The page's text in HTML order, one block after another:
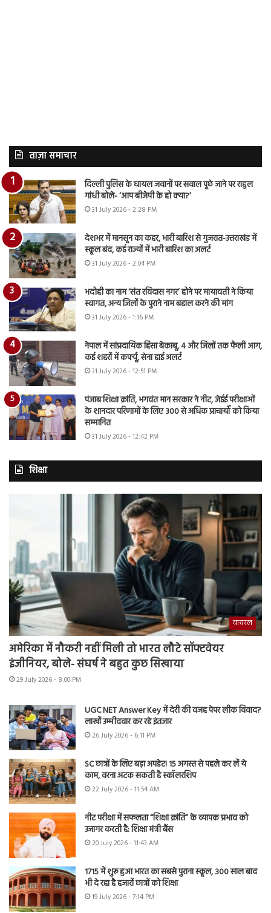
ताज़ा समाचार
दिल्ली पुलिस के घायल जवानों पर सवाल पूछे जाने पर राहुल
गांधी बोले- ‘आप बीजेपी के हो क्या?’
31 July 2026 - 2:28 PM
देशभर में मानसून का कहर, भारी बारिश से गुजरात-उत्तराखंड में
स्कूल बंद, कई राज्यों में भारी बारिश का अलर्ट
31 July 2026 - 2:04 PM
भदोही का नाम ‘संत रविदास नगर’ होने पर मायावती ने किया
स्वागत, अन्य जिलों के पुराने नाम बहाल करने की मांग
31 July 2026 - 1:16 PM
नेपाल में सांप्रदायिक हिंसा बेकाबू, 4 और जिलों तक फैली आग,
कई शहरों में कर्फ्यू, सेना हाई अलर्ट
31 July 2026 - 12:51 PM
पंजाब शिक्षा क्रांति, भगवंत मान सरकार ने नीट, जेईई परीक्षाओं
के शानदार परिणामों के लिए 300 से अधिक प्राचार्यों को किया
सम्मानित
31 July 2026 - 12:42 PM
शिक्षा
वायरल
अमेरिका में नौकरी नहीं मिली तो भारत लौटे सॉफ्टवेयर
इंजीनियर, बोले- संघर्ष ने बहुत कुछ सिखाया
29 July 2026 - 8:00 PM
UGC NET Answer Key में देरी की वजह पेपर लीक विवाद?
लाखों उम्मीदवार कर रहे इंतजार
26 July 2026 - 6:11 PM
SC छात्रों के लिए बड़ा अपडेट! 15 अगस्त से पहले कर लें ये
काम, वरना अटक सकती है स्कॉलरशिप
22 July 2026 - 11:54 AM
नीट परीक्षा में सफलता “शिक्षा क्रांति” के व्यापक प्रभाव को
उजागर करती है: शिक्षा मंत्री बैंस
20 July 2026 - 11:43 AM
1715 में शुरू हुआ भारत का सबसे पुराना स्कूल, 300 साल बाद
भी दे रहा है हजारों छात्रों को शिक्षा
19 July 2026 - 7:14 PM